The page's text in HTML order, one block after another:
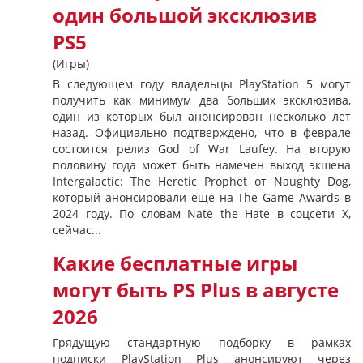
один большой эксклюзив
PS5
(Игры)
В следующем году владельцы PlayStation 5 могут
получить как минимум два больших эксклюзива,
один из которых был анонсирован несколько лет
назад. Официально подтверждено, что в феврале
состоится релиз God of War Laufey. На вторую
половину года может быть намечен выход экшена
Intergalactic: The Heretic Prophet от Naughty Dog,
который анонсировали еще на The Game Awards в
2024 году. По словам Nate the Hate в соцсети X,
сейчас...
Какие бесплатные игры
могут быть PS Plus в августе
2026
Грядущую стандартную подборку в рамках
подписки PlayStation Plus анонсируют через